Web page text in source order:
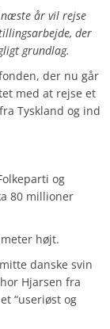
næste år vil rejse
der
grundlag.
der nu går
med at rejse et
Tyskland og ind
og
80 millioner
højt.
danske svin
Hjarsen fra
“useriøst og